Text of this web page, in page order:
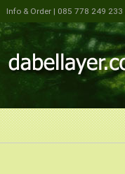
Info & Order | 085 778 249 233